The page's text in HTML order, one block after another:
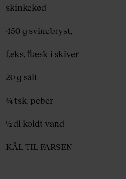
skinkekød
450 g svinebryst,
f.eks. flæsk i skiver
20 g salt
¾ tsk. peber
½ dl koldt vand
KÅL TIL FARSEN